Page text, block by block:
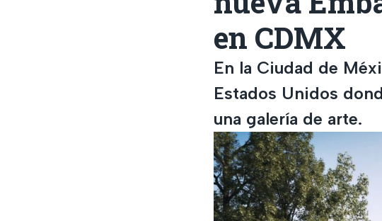
en CDMX
En la Ciudad de
Estados Unidos
una galería de arte.